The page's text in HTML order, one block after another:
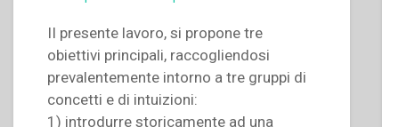
II presente lavoro, si propone tre
obiettivi principali, raccogliendosi
prevalentemente intorno a tre gruppi di
concetti e di intuizioni:
1) introdurre storicamente ad una